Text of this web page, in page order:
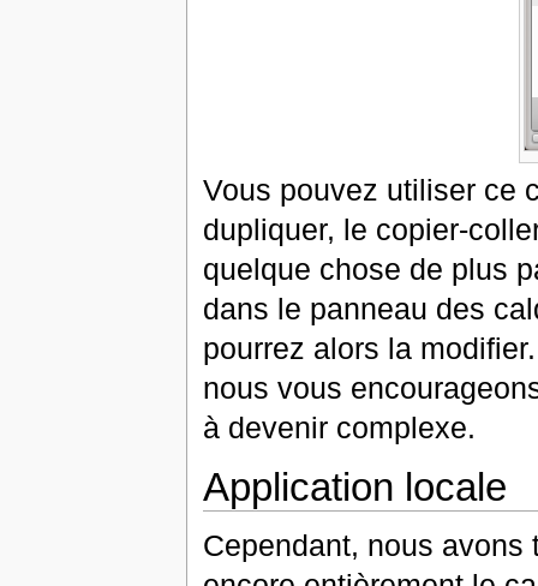
Vous pouvez utiliser ce
dupliquer, le copier-
quelque chose de plus
dans le panneau des
pourrez alors la
nous vous
à devenir complexe.
Application locale
Cependant, nous avons